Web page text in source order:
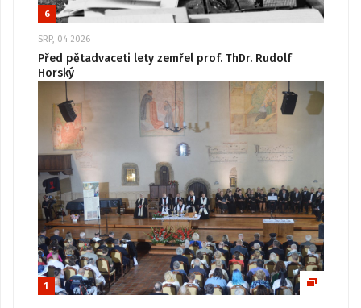
6
SRP, 04 2026
Před pětadvaceti lety zemřel prof. ThDr. Rudolf
Horský
1